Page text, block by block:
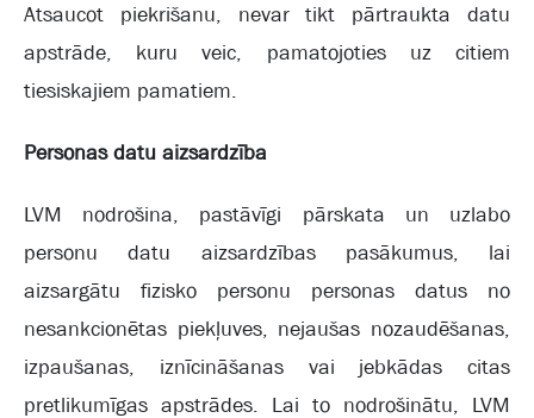
Atsaucot piekrišanu, nevar tikt pārtraukta datu
apstrāde, kuru veic, pamatojoties uz citiem
tiesiskajiem pamatiem.
Personas datu aizsardzība
LVM nodrošina, pastāvīgi pārskata un uzlabo
personu datu aizsardzības pasākumus, lai
aizsargātu fizisko personu personas datus no
nesankcionētas piekļuves, nejaušas nozaudēšanas,
izpaušanas, iznīcināšanas vai jebkādas citas
pretlikumīgas apstrādes. Lai to nodrošinātu, LVM